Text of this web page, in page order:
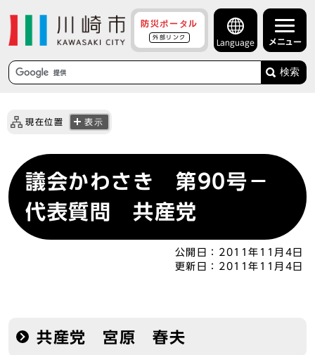
防災ポータル
外部リンク
Language メニュー
検索
現在位置 表示
議会かわさき 第90号－
代表質問 共産党
公開日： 2011年11月4日
更新日： 2011年11月4日
共産党 宮原 春夫